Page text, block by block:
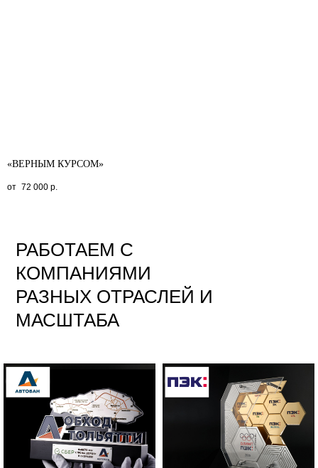
«ВЕРНЫМ КУРСОМ»
72 000 р.
РАБОТАЕМ С
КОМПАНИЯМИ
РАЗНЫХ ОТРАСЛЕЙ И
МАСШТАБА